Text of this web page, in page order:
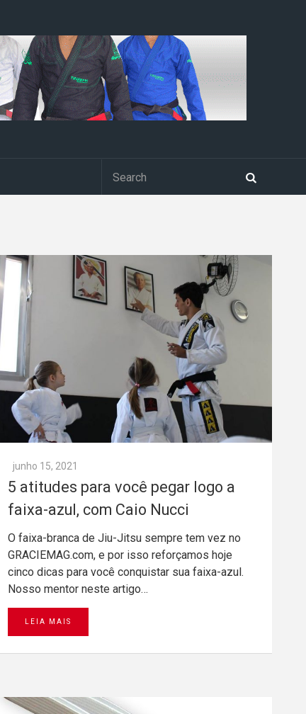
junho 15, 2021
5 atitudes para você pegar logo a
faixa-azul, com Caio Nucci
O faixa-branca de Jiu-Jitsu sempre tem vez no
GRACIEMAG.com, e por isso reforçamos hoje
cinco dicas para você conquistar sua faixa-azul.
Nosso mentor neste artigo…
LEIA MAIS